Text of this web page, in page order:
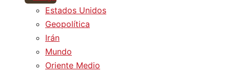
Estados Unidos
Geopolítica
Irán
Mundo
Oriente Medio